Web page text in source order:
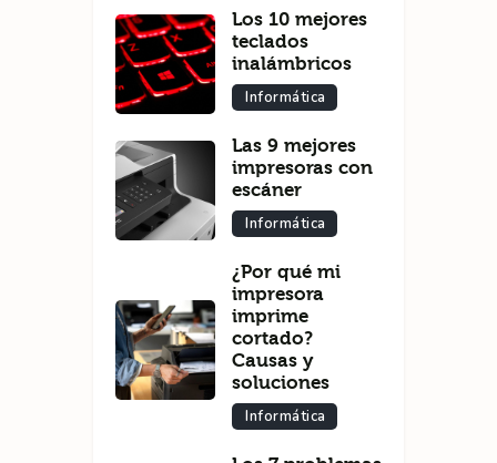
Los 10 mejores
teclados
inalámbricos
Informática
Las 9 mejores
impresoras con
escáner
Informática
¿Por qué mi
impresora
imprime
cortado?
Causas y
soluciones
Informática